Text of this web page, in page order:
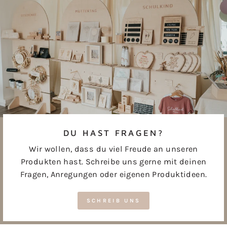
DU HAST FRAGEN?
Wir wollen, dass du viel Freude an unseren
Produkten hast. Schreibe uns gerne mit deinen
Fragen, Anregungen oder eigenen Produktideen.
SCHREIB UNS